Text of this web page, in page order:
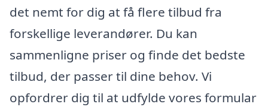
det nemt for dig at få flere tilbud fra
forskellige leverandører. Du kan
sammenligne priser og finde det bedste
tilbud, der passer til dine behov. Vi
opfordrer dig til at udfylde vores formular